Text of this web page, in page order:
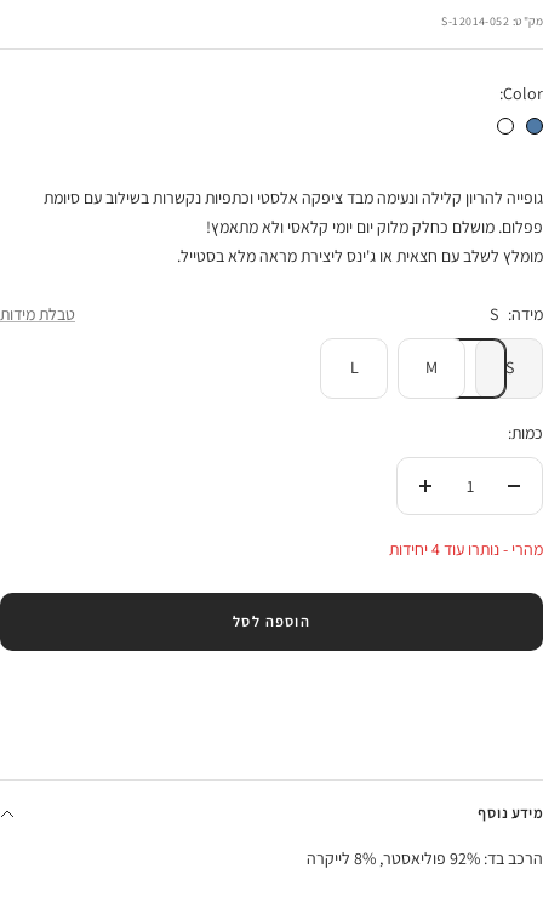
בהנחה
מק"ט: 12014-052-S
Color:
גופיית הריון סאמר ג'ינס גופיית הריון סאמר לבן
גופייה להריון קלילה ונעימה מבד ציפקה אלסטי וכתפיות נקשרות בשילוב עם סיומת
פפלום. מושלם כחלק מלוק יום יומי קלאסי ולא מתאמץ!
מומלץ לשלב עם חצאית או ג'ינס ליצירת מראה מלא בסטייל.
מידה: S טבלת מידות
S
M
L
כמות:
העלי
מהרי - נותרו עוד 4 יחידות
הוספה לסל
מידע נוסף
הרכב בד: 92% פוליאסטר, 8% לייקרה